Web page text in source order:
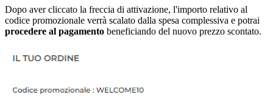
Dopo aver cliccato la freccia di attivazione, l'importo relativo al
codice promozionale verrà scalato dalla spesa complessiva e potrai
procedere al pagamento beneficiando del nuovo prezzo scontato.